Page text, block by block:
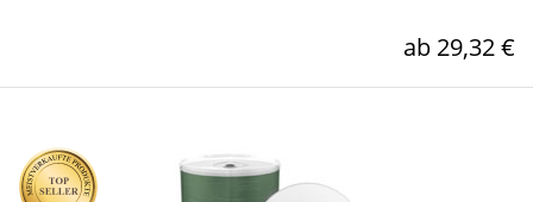
ab 29,32 €